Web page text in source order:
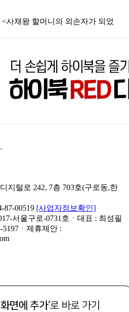
사채왕 할머니의 외손자가 되었
·
지털로 242, 7층 703호(구로동,한
87-00519 [사업자정보확인]
서울구로-0731호ㆍ대표 : 최성필
5197ㆍ제휴제안 :